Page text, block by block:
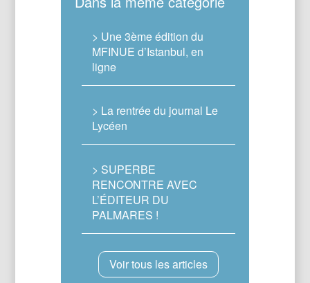
> Une 3ème édition du
MFINUE d’Istanbul, en
ligne
> La rentrée du journal Le
Lycéen
> SUPERBE
RENCONTRE AVEC
L’ÉDITEUR DU
PALMARES !
Voir tous les articles